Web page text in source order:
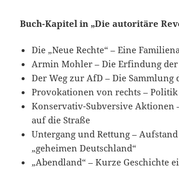
Buch-Kapitel in „Die autoritäre
Die „Neue Rechte“ – Eine
Armin Mohler – Die Erfindung
Der Weg zur AfD – Die Sammlung
Provokationen von rechts – Politik
Konservativ-Subversive Aktionen
auf die Straße
Untergang und Rettung – Aufstand
„geheimen Deutschland“
„Abendland“ – Kurze Geschichte